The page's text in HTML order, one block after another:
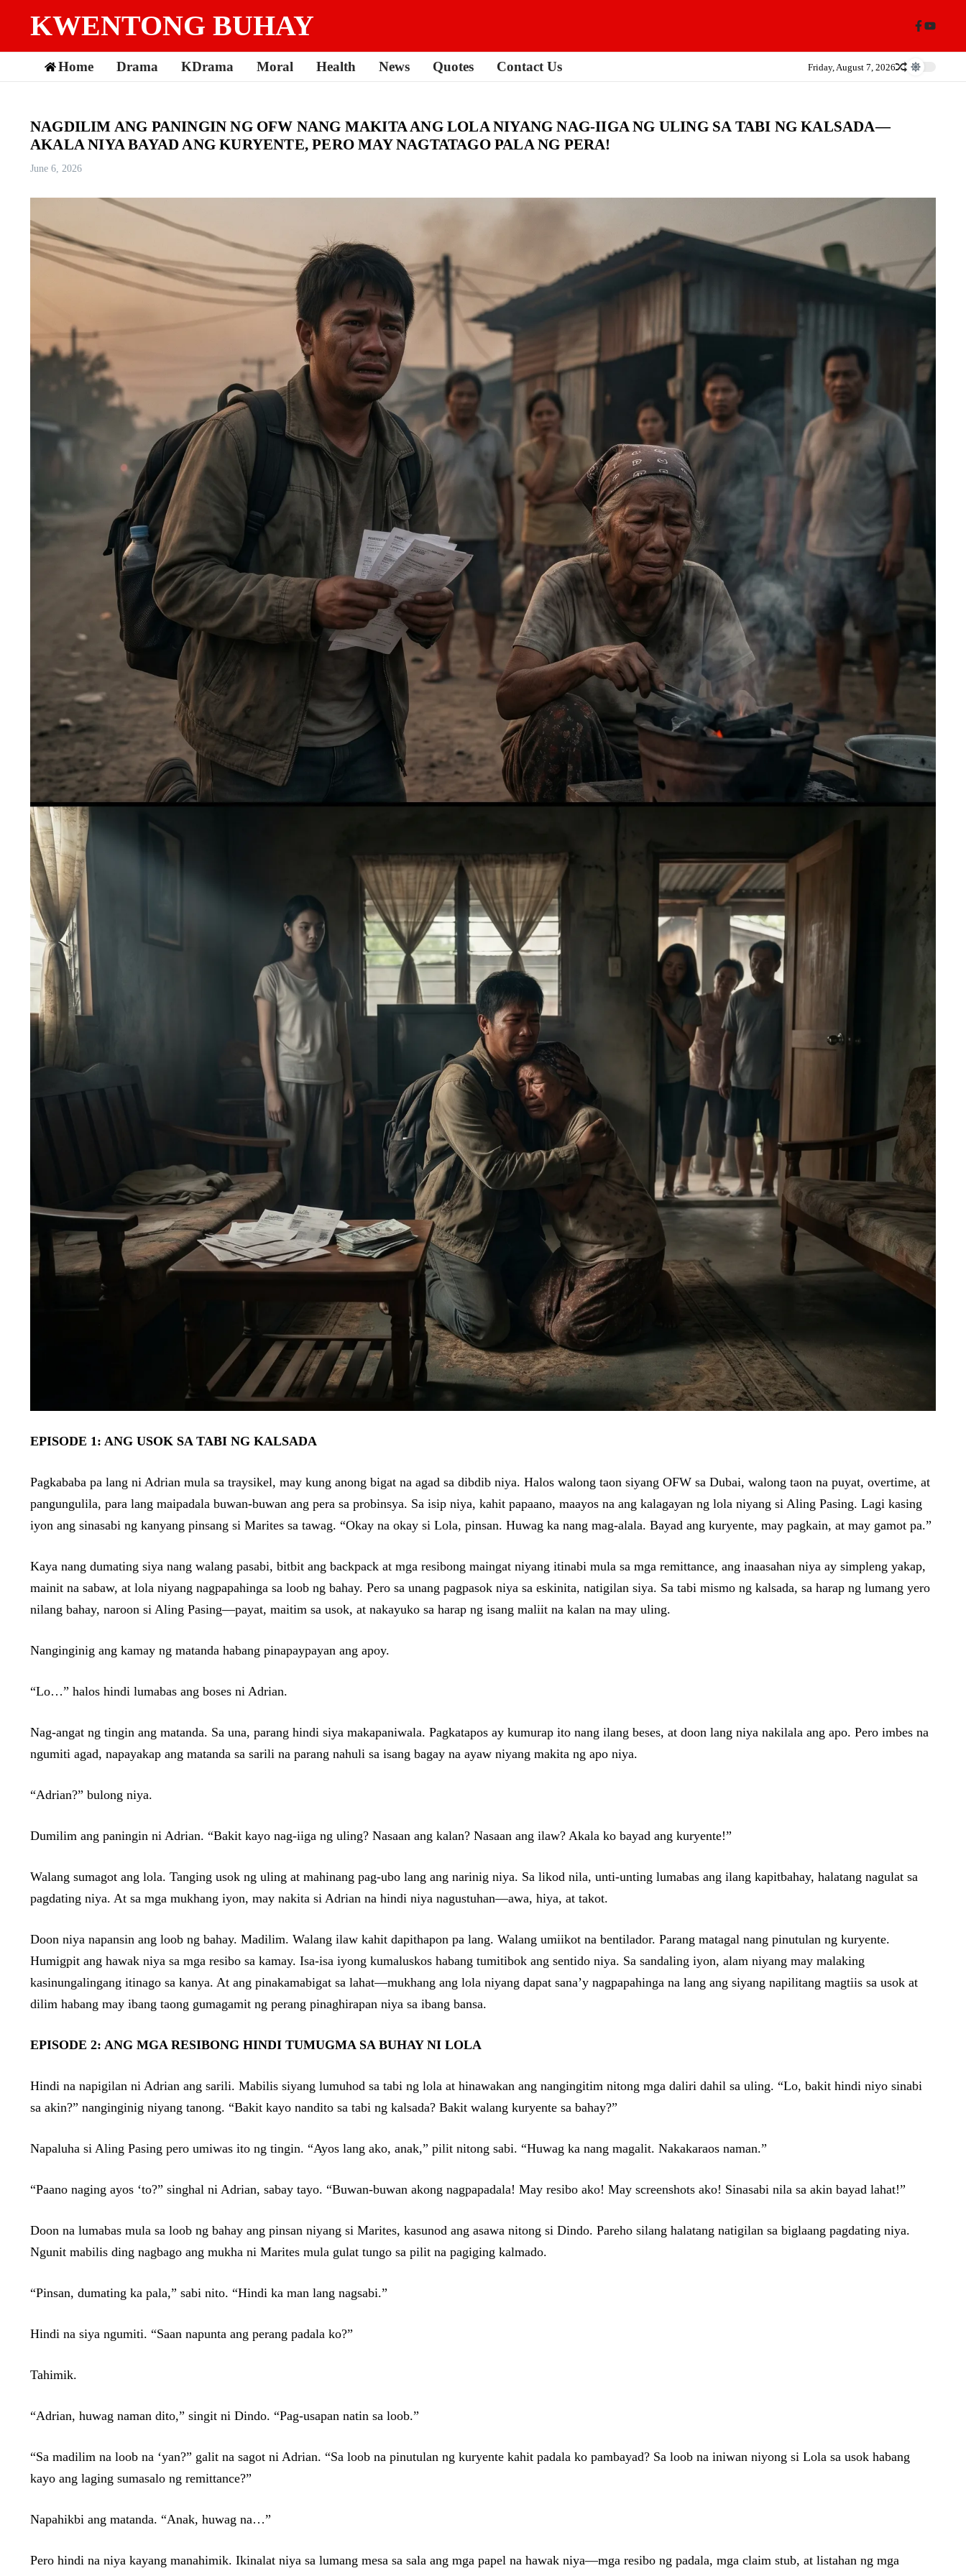
KWENTONG BUHAY
Home Drama KDrama Moral Health News Quotes Contact Us Friday, August 7, 2026
NAGDILIM ANG PANINGIN NG OFW NANG MAKITA ANG LOLA NIYANG NAG-IIGA NG ULING SA TABI NG KALSADA—
AKALA NIYA BAYAD ANG KURYENTE, PERO MAY NAGTATAGO PALA NG PERA!
June 6, 2026
EPISODE 1: ANG USOK SA TABI NG KALSADA
Pagkababa pa lang ni Adrian mula sa traysikel, may kung anong bigat na agad sa dibdib niya. Halos walong taon siyang OFW sa Dubai, walong taon na puyat, overtime, at
pangungulila, para lang maipadala buwan-buwan ang pera sa probinsya. Sa isip niya, kahit papaano, maayos na ang kalagayan ng lola niyang si Aling Pasing. Lagi kasing
iyon ang sinasabi ng kanyang pinsang si Marites sa tawag. “Okay na okay si Lola, pinsan. Huwag ka nang mag-alala. Bayad ang kuryente, may pagkain, at may gamot pa.”
Kaya nang dumating siya nang walang pasabi, bitbit ang backpack at mga resibong maingat niyang itinabi mula sa mga remittance, ang inaasahan niya ay simpleng yakap,
mainit na sabaw, at lola niyang nagpapahinga sa loob ng bahay. Pero sa unang pagpasok niya sa eskinita, natigilan siya. Sa tabi mismo ng kalsada, sa harap ng lumang yero
nilang bahay, naroon si Aling Pasing—payat, maitim sa usok, at nakayuko sa harap ng isang maliit na kalan na may uling.
Nanginginig ang kamay ng matanda habang pinapaypayan ang apoy.
“Lo…” halos hindi lumabas ang boses ni Adrian.
Nag-angat ng tingin ang matanda. Sa una, parang hindi siya makapaniwala. Pagkatapos ay kumurap ito nang ilang beses, at doon lang niya nakilala ang apo. Pero imbes na
ngumiti agad, napayakap ang matanda sa sarili na parang nahuli sa isang bagay na ayaw niyang makita ng apo niya.
“Adrian?” bulong niya.
Dumilim ang paningin ni Adrian. “Bakit kayo nag-iiga ng uling? Nasaan ang kalan? Nasaan ang ilaw? Akala ko bayad ang kuryente!”
Walang sumagot ang lola. Tanging usok ng uling at mahinang pag-ubo lang ang narinig niya. Sa likod nila, unti-unting lumabas ang ilang kapitbahay, halatang nagulat sa
pagdating niya. At sa mga mukhang iyon, may nakita si Adrian na hindi niya nagustuhan—awa, hiya, at takot.
Doon niya napansin ang loob ng bahay. Madilim. Walang ilaw kahit dapithapon pa lang. Walang umiikot na bentilador. Parang matagal nang pinutulan ng kuryente.
Humigpit ang hawak niya sa mga resibo sa kamay. Isa-isa iyong kumaluskos habang tumitibok ang sentido niya. Sa sandaling iyon, alam niyang may malaking
kasinungalingang itinago sa kanya. At ang pinakamabigat sa lahat—mukhang ang lola niyang dapat sana’y nagpapahinga na lang ang siyang napilitang magtiis sa usok at
dilim habang may ibang taong gumagamit ng perang pinaghirapan niya sa ibang bansa.
EPISODE 2: ANG MGA RESIBONG HINDI TUMUGMA SA BUHAY NI LOLA
Hindi na napigilan ni Adrian ang sarili. Mabilis siyang lumuhod sa tabi ng lola at hinawakan ang nangingitim nitong mga daliri dahil sa uling. “Lo, bakit hindi niyo sinabi
sa akin?” nanginginig niyang tanong. “Bakit kayo nandito sa tabi ng kalsada? Bakit walang kuryente sa bahay?”
Napaluha si Aling Pasing pero umiwas ito ng tingin. “Ayos lang ako, anak,” pilit nitong sabi. “Huwag ka nang magalit. Nakakaraos naman.”
“Paano naging ayos ‘to?” singhal ni Adrian, sabay tayo. “Buwan-buwan akong nagpapadala! May resibo ako! May screenshots ako! Sinasabi nila sa akin bayad lahat!”
Doon na lumabas mula sa loob ng bahay ang pinsan niyang si Marites, kasunod ang asawa nitong si Dindo. Pareho silang halatang natigilan sa biglaang pagdating niya.
Ngunit mabilis ding nagbago ang mukha ni Marites mula gulat tungo sa pilit na pagiging kalmado.
“Pinsan, dumating ka pala,” sabi nito. “Hindi ka man lang nagsabi.”
Hindi na siya ngumiti. “Saan napunta ang perang padala ko?”
Tahimik.
“Adrian, huwag naman dito,” singit ni Dindo. “Pag-usapan natin sa loob.”
“Sa madilim na loob na ‘yan?” galit na sagot ni Adrian. “Sa loob na pinutulan ng kuryente kahit padala ko pambayad? Sa loob na iniwan niyong si Lola sa usok habang
kayo ang laging sumasalo ng remittance?”
Napahikbi ang matanda. “Anak, huwag na…”
Pero hindi na niya kayang manahimik. Ikinalat niya sa lumang mesa sa sala ang mga papel na hawak niya—mga resibo ng padala, mga claim stub, at listahan ng mga